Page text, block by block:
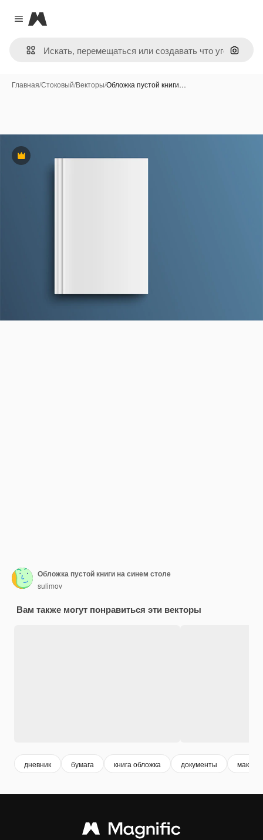
Close menu
Magnific
Поиск
Главная/Стоковый/Векторы/Обложка пустой книги…
Премиум
Обложка пустой книги на синем столе
sulimov
Вам также могут понравиться эти векторы
дневник бумага книга обложка документы макет